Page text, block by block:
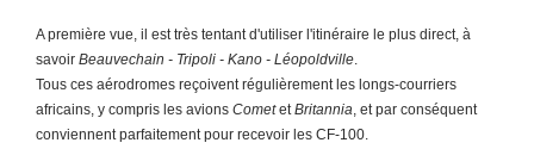
A première vue, il est très tentant d'utiliser l'itinéraire le plus direct, à
savoir Beauvechain - Tripoli - Kano - Léopoldville.
Tous ces aérodromes reçoivent régulièrement les longs-courriers
africains, y compris les avions CometetBritannia, et par conséquent
conviennent parfaitement pour recevoir les CF-100.